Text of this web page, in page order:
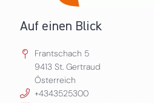
Auf einen Blick
Frantschach 5
9413 St. Gertraud
Österreich
+4343525300